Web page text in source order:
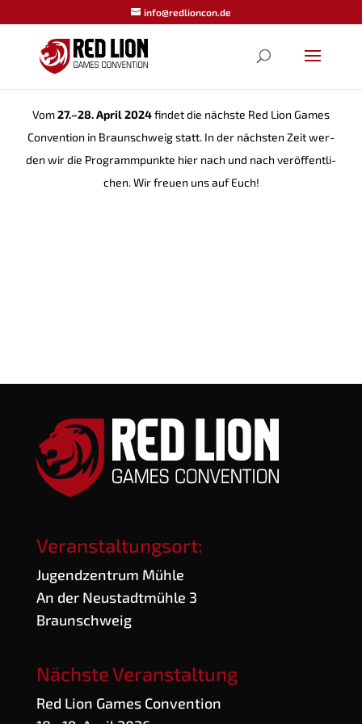
info@redlioncon.de
Vom27.–28. April 2024fin­det die nächs­te Red Lion Games
Con­ven­ti­on in Braun­schweig statt. In der nächs­ten Zeit wer­
den wir die Pro­gramm­punk­te hier nach und nach ver­öf­fent­li­
chen. Wir freu­en uns auf Euch!
Veranstaltungsort:
Jugend­zen­trum Mühle
An der Neu­stadt­müh­le 3
Braunschweig
Nächste Veranstaltung
Red Lion Games Convention